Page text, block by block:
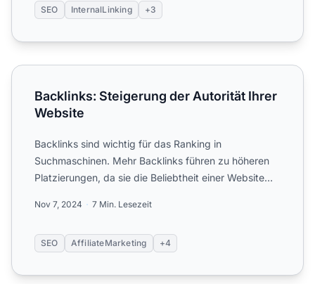
SEO InternalLinking +3
Backlinks: Steigerung der Autorität Ihrer Website
Backlinks: Steigerung der Autorität Ihrer
Website
Backlinks sind wichtig für das Ranking in
Suchmaschinen. Mehr Backlinks führen zu höheren
Platzierungen, da sie die Beliebtheit einer Website
Nov 7, 2024 7 Min. Lesezeit
SEO AffiliateMarketing +4